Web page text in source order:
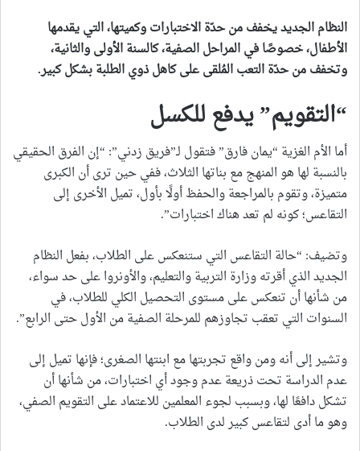
النظام الجديد يخفف من حدّة الاختبارات وكميتها، التي يقدمها
الأطفال، خصوصًا في المراحل الصفية، كالسنة الأولى والثانية،
وتخفف من حدّة التعب المُلقى على كاهل ذوي الطلبة بشكل كبير.
“التقويم” يدفع للكسل
أما الأم الغزية “يمان فارق” فتقول لـ”فريق زدني”: “إن الفرق الحقيقي
بالنسبة لها هو المنهج مع بناتها الثلاث، ففي حين ترى أن الكبرى
متميزة، وتقوم بالمراجعة والحفظ أولًا بأول، تميل الأخرى إلى
التقاعس؛ كونه لم تعد هناك اختبارات”.
وتضيف: “حالة التقاعس التي ستنعكس على الطلاب، بفعل النظام
الجديد الذي أقرته وزارة التربية والتعليم، والأونروا على حد سواء،
من شأنها أن تنعكس على مستوى التحصيل الكلي للطلاب، في
السنوات التي تعقب تجاوزهم للمرحلة الصفية من الأول حتى الرابع”.
وتشير إلى أنه ومن واقع تجربتها مع ابنتها الصغرى؛ فإنها تميل إلى
عدم الدراسة تحت ذريعة عدم وجود أي اختبارات، من شأنها أن
تشكل دافعًا لها، وبسبب لجوء المعلمين للاعتماد على التقويم الصفي،
وهو ما أدى لتقاعس كبير لدى الطلاب.